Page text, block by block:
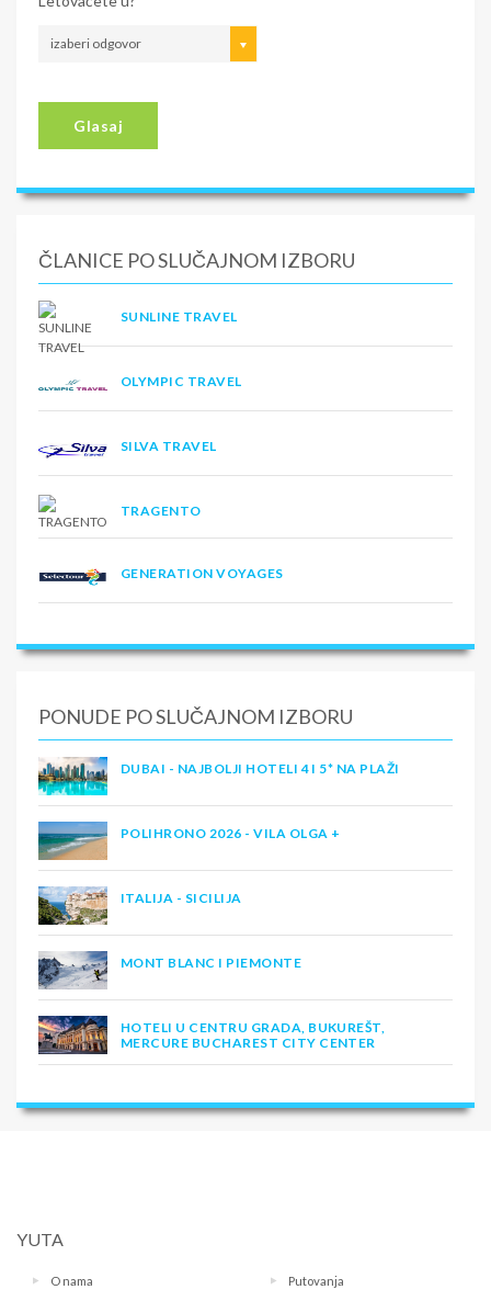
izaberi odgovor
Glasaj
ČLANICE PO SLUČAJNOM IZBORU
SUNLINE TRAVEL
OLYMPIC TRAVEL
SILVA TRAVEL
TRAGENTO
GENERATION VOYAGES
PONUDE PO SLUČAJNOM IZBORU
DUBAI - NAJBOLJI HOTELI 4 I 5* NA PLAŽI
POLIHRONO 2026 - VILA OLGA +
ITALIJA - SICILIJA
MONT BLANC I PIEMONTE
HOTELI U CENTRU GRADA, BUKUREŠT,
MERCURE BUCHAREST CITY CENTER
YUTA
O nama Putovanja